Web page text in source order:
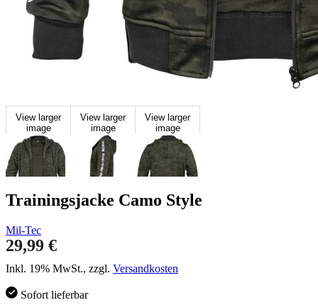
View larger
image
View larger
image
View larger
image
Trainingsjacke Camo Style
Mil-Tec
29,99 €
Inkl. 19% MwSt., zzgl. Versandkosten
Sofort lieferbar